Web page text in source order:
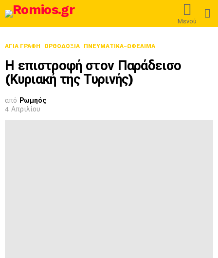
Μενού
ΑΓΙΑ ΓΡΑΦΗ ΟΡΘΟΔΟΞΊΑ ΠΝΕΥΜΑΤΙΚΑ-ΩΦΕΛΙΜΑ
Η επιστροφή στον Παράδεισο
(Κυριακή της Τυρινής)
από Ρωμηός
4 Απριλίου